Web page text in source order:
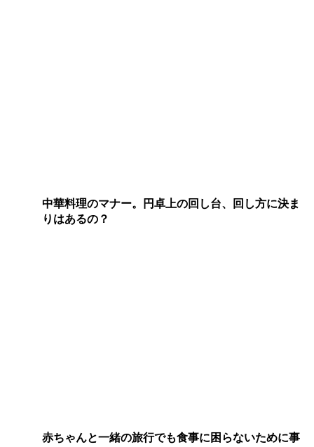
中華料理のマナー。円卓上の回し台、回し方に決ま
りはあるの？
赤ちゃんと一緒の旅行でも食事に困らないために事